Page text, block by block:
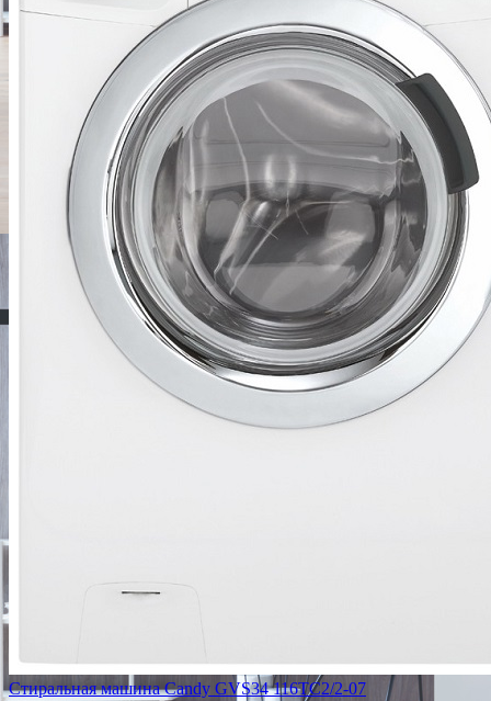
Стиральная машина Candy GVS34 116TC2/2-07